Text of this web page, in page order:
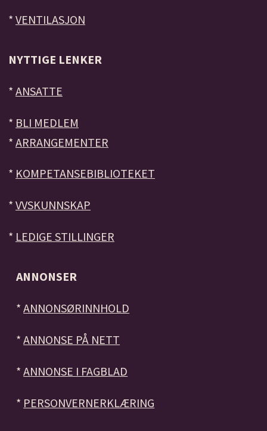
* VENTILASJON
NYTTIGE LENKER
* ANSATTE
* BLI MEDLEM
* ARRANGEMENTER
* KOMPETANSEBIBLIOTEKET
* VVSKUNNSKAP
* LEDIGE STILLINGER
ANNONSER
*ANNONSØRINNHOLD
*ANNONSE PÅ NETT
*ANNONSE I FAGBLAD
* PERSONVERNERKLÆRING